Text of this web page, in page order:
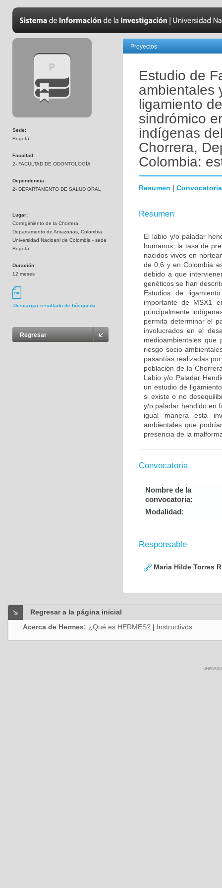
Sede:
Bogotá
Facultad:
2- FACULTAD DE ODONTOLOGÍA
Dependencia:
2- DEPARTAMENTO DE SALUD ORAL
Lugar:
Corregimiento de la Chorrera,
Departamento de Amazonas, Colombia.
Universidad Nacioanl de Colombia - sede
Bogotá
Duración:
12 meses
Descargar resultado de búsqueda
Regresar
Proyectos
Estudio de
ambientales
ligamiento
sindrómico
indígenas
Chorrera,
Colombia:
Resumen | Convocatoria
Resumen
El labio y/o paladar
humanos, la tasa de
nacidos vivos en
de 0,6 y en Colombia
debido a que
genéticos se han
Estudios de
importante de MSX1
principalmente
permita determinar el
involucrados en el
medioambientales
riesgo socio
pasantías realizadas
población de la
Labio y/o Paladar
un estudio de
si existe o no
y/o paladar hendido en
igual manera esta
ambientales que
presencia de la
Convocatoria
Nombre de la
convocatoria:
Modalidad:
Responsable
Maria Hilde Torres
Regresar a la página inicial
Acerca de Hermes: ¿Qué es HERMES? | Instructivos